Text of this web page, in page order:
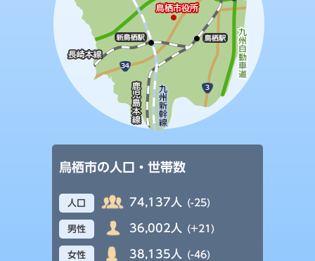
鳥栖市の人口・世帯数
人口 74,137人 (-25)
男性 36,002人 (+21)
女性 38,135人 (-46)